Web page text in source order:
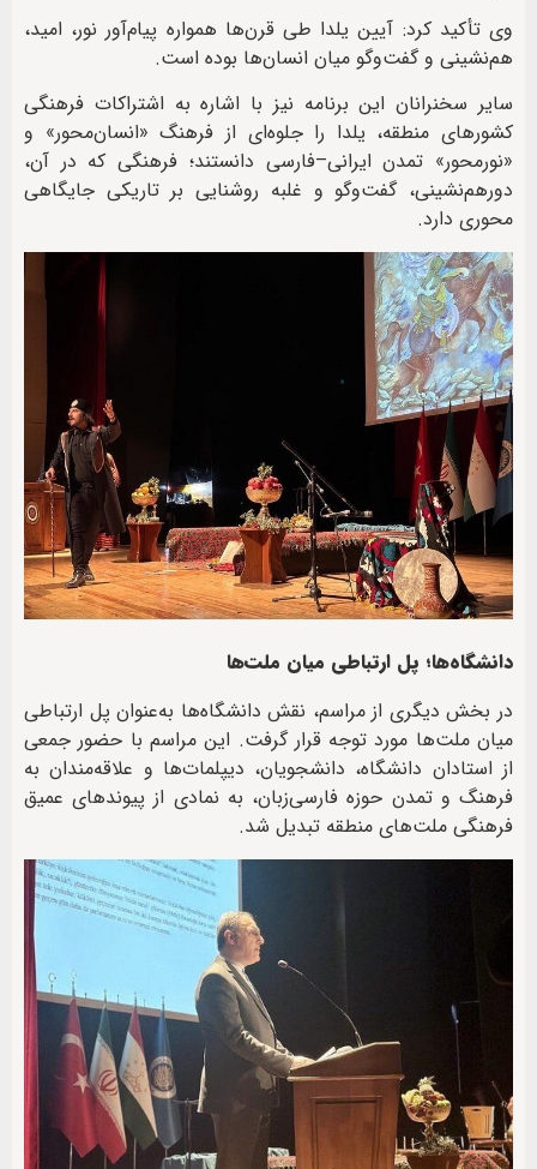
وی تأکید کرد: آیین یلدا طی قرن‌ها همواره پیام‌آور نور، امید،
هم‌نشینی و گفت‌وگو میان انسان‌ها بوده است.
سایر سخنرانان این برنامه نیز با اشاره به اشتراکات فرهنگی
کشورهای منطقه، یلدا را جلوه‌ای از فرهنگ «انسان‌محور» و
«نورمحور» تمدن ایرانی–فارسی دانستند؛ فرهنگی که در آن،
دورهم‌نشینی، گفت‌وگو و غلبه روشنایی بر تاریکی جایگاهی
محوری دارد.
دانشگاه‌ها؛ پل ارتباطی میان ملت‌ها
در بخش دیگری از مراسم، نقش دانشگاه‌ها به‌عنوان پل ارتباطی
میان ملت‌ها مورد توجه قرار گرفت. این مراسم با حضور جمعی
از استادان دانشگاه، دانشجویان، دیپلمات‌ها و علاقه‌مندان به
فرهنگ و تمدن حوزه فارسی‌زبان، به نمادی از پیوندهای عمیق
فرهنگی ملت‌های منطقه تبدیل شد.